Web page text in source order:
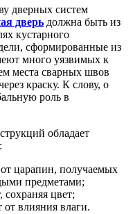
дверных систем
дверь должна быть из
кустарного
сформированные из
много уязвимых к
места сварных швов
краску. К слову, о
роль в
обладает
от царапин, получаемых
предметами;
цвет;
от влияния влаги.